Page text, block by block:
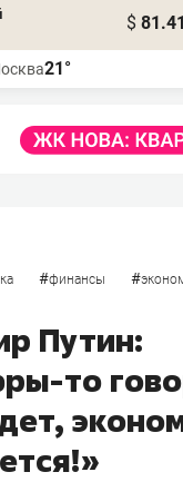
$ 81.41
21°
#финансы #
Путин:
то